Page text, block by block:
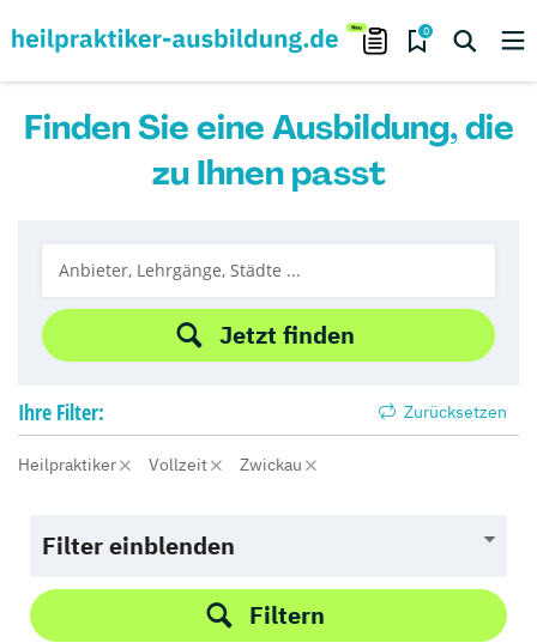
0
Finden Sie eine Ausbildung, die
zu Ihnen passt
Jetzt finden
Ihre Filter: Zurücksetzen
Heilpraktiker Vollzeit Zwickau
Filter einblenden
Filtern